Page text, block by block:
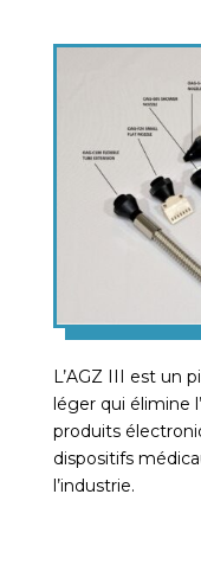
L’AGZ III est un
léger qui élimine
produits
dispositifs
l’industrie.